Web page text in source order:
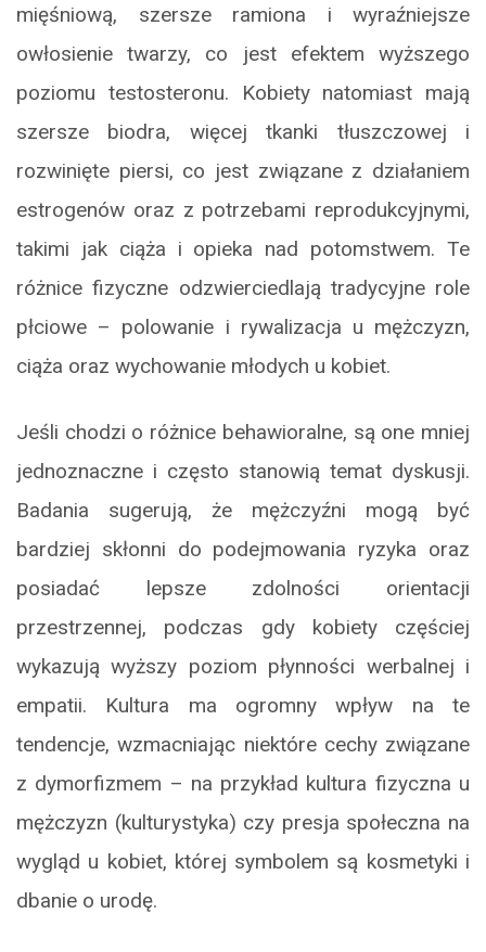
mięśniową, szersze ramiona i wyraźniejsze
owłosienie twarzy, co jest efektem wyższego
poziomu testosteronu. Kobiety natomiast mają
szersze biodra, więcej tkanki tłuszczowej i
rozwinięte piersi, co jest związane z działaniem
estrogenów oraz z potrzebami reprodukcyjnymi,
takimi jak ciąża i opieka nad potomstwem. Te
różnice fizyczne odzwierciedlają tradycyjne role
płciowe – polowanie i rywalizacja u mężczyzn,
ciąża oraz wychowanie młodych u kobiet.
Jeśli chodzi o różnice behawioralne, są one mniej
jednoznaczne i często stanowią temat dyskusji.
Badania sugerują, że mężczyźni mogą być
bardziej skłonni do podejmowania ryzyka oraz
posiadać lepsze zdolności orientacji
przestrzennej, podczas gdy kobiety częściej
wykazują wyższy poziom płynności werbalnej i
empatii. Kultura ma ogromny wpływ na te
tendencje, wzmacniając niektóre cechy związane
z dymorfizmem – na przykład kultura fizyczna u
mężczyzn (kulturystyka) czy presja społeczna na
wygląd u kobiet, której symbolem są kosmetyki i
dbanie o urodę.